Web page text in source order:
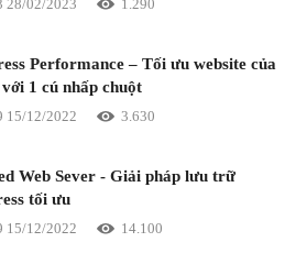
28/02/2023 1.290
Performance – Tối ưu website của
1 cú nhấp chuột
15/12/2022 3.630
Web Sever - Giải pháp lưu trữ
tối ưu
15/12/2022 14.100